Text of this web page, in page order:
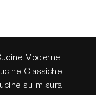
Moderne
Classiche
su misura